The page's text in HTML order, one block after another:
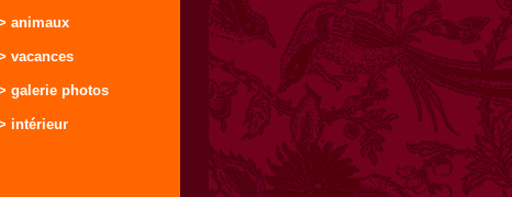
animaux
vacances
galerie photos
intérieur